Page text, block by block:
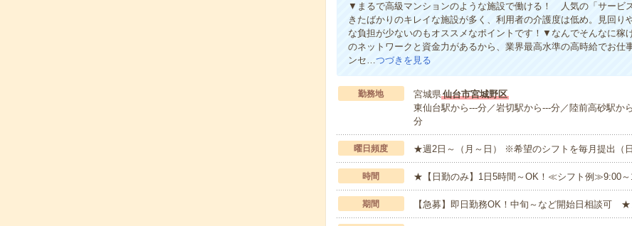
▼まるで高級マンションのような施設で働ける！ 人気の「サービ
きたばかりのキレイな施設が多く、利用者の介護度は低め。見回り
な負担が少ないのもオススメなポイントです！▼なんでそんなに
のネットワークと資金力があるから、業界最高水準の高時給でお仕
ンセ…つづきを見る
勤務地 宮城県仙台市宮城野区
東仙台駅から---分／岩切駅から---分／陸前高砂駅か
分
曜日頻度 ★週2日～（月～日） ※希望のシフトを毎月提出（
時間 ★【日勤のみ】1日5時間～OK！≪シフト例≫9:00
期間 【急募】即日勤務OK！中旬～など開始日相談可 ★